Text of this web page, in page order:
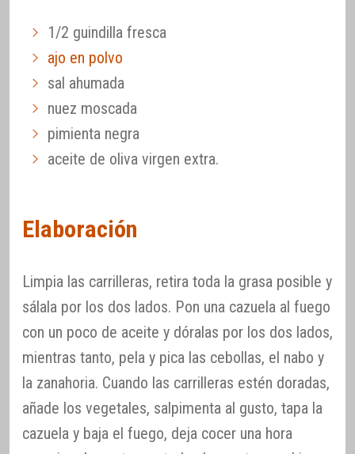
1/2 guindilla fresca
ajo en polvo
sal ahumada
nuez moscada
pimienta negra
aceite de oliva virgen extra.
Elaboración
Limpia las carrilleras, retira toda la grasa posible y
sálala por los dos lados. Pon una cazuela al fuego
con un poco de aceite y dóralas por los dos lados,
mientras tanto, pela y pica las cebollas, el nabo y
la zanahoria. Cuando las carrilleras estén doradas,
añade los vegetales, salpimenta al gusto, tapa la
cazuela y baja el fuego, deja cocer una hora